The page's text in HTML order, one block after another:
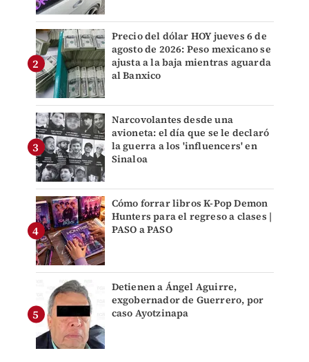
Precio del dólar HOY jueves 6 de
agosto de 2026: Peso mexicano se
ajusta a la baja mientras aguarda
al Banxico
Narcovolantes desde una
avioneta: el día que se le declaró
la guerra a los 'influencers' en
Sinaloa
Cómo forrar libros K-Pop Demon
Hunters para el regreso a clases |
PASO a PASO
Detienen a Ángel Aguirre,
exgobernador de Guerrero, por
caso Ayotzinapa